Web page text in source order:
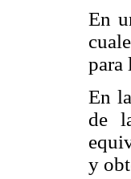
En
para
En
de
y